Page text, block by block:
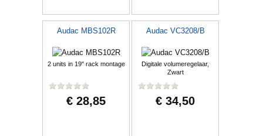
Audac MBS102R
2 units in 19" rack montage
€ 28,85
Audac VC3208/B
Digitale volumeregelaar,
Zwart
€ 34,50